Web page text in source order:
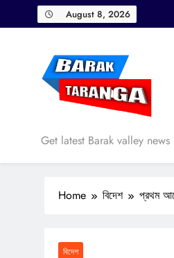
to
August 8, 2026
Barak Taranga
Get latest Barak valley news
Home বিদেশ প্রথম
বিদেশ